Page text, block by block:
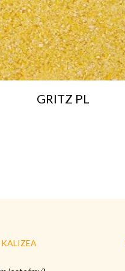
GRITZ PL
KALIZEA